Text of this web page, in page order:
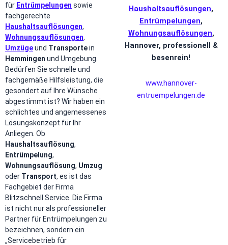
für Entrümpelungen sowie
fachgerechte
Haushaltsauflösungen,
Wohnungsauflösungen,
Umzügeund Transportein
Hemmingen und Umgebung.
Bedürfen Sie schnelle und
fachgemäße Hilfsleistung, die
gesondert auf Ihre Wünsche
abgestimmt ist? Wir haben ein
schlichtes und angemessenes
Lösungskonzept für Ihr
Anliegen. Ob
Haushaltsauflösung,
Entrümpelung,
Wohnungsauflösung, Umzug
oder Transport, es ist das
Fachgebiet der Firma
Blitzschnell Service. Die Firma
ist nicht nur als professioneller
Partner für Entrümpelungen zu
bezeichnen, sondern ein
„Servicebetrieb für
Haushaltsauflösungen,
Entrümpelungen,
Wohnungsauflösungen,
Hannover, professionell &
besenrein!
www.hannover-
entruempelungen.de